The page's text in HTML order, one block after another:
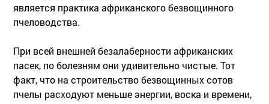
является практика африканского безвощинного
пчеловодства.
При всей внешней безалаберности африканских
пасек, по болезням они удивительно чистые. Тот
факт, что на строительство безвощинных сотов
пчелы расходуют меньше энергии, воска и времени,